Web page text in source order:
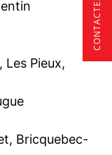
Les Pieux,
Bricquebec-